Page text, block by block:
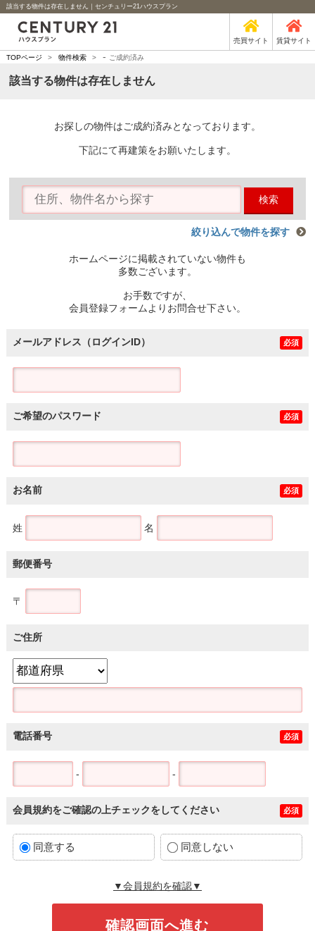
該当する物件は存在しません｜センチュリー21ハウスプラン
売買サイト 賃貸サイト
TOPページ > 物件検索 > - ご成約済み
該当する物件は存在しません
お探しの物件はご成約済みとなっております。
下記にて再建策をお願いたします。
検索
絞り込んで物件を探す
ホームページに掲載されていない物件も
多数ございます。
お手数ですが、
会員登録フォームよりお問合せ下さい。
メールアドレス（ログインID） 必須
ご希望のパスワード 必須
お名前 必須
姓 名
郵便番号
〒
ご住所
電話番号 必須
- -
会員規約をご確認の上チェックをしてください 必須
同意する 同意しない
▼会員規約を確認▼